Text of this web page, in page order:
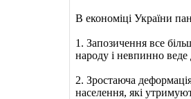
В економіці України
1. Запозичення все
народу і невпинно
2. Зростаюча
населення, які